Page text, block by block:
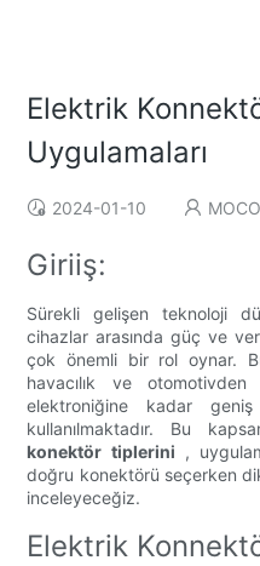
Elektrik
Uygulamaları
2024-01-10
Giriiş:
Sürekli gelişen teknoloji
cihazlar arasında güç ve
çok önemli bir rol oynar.
havacılık ve
elektroniğine kadar
kullanılmaktadır. Bu
konektör tiplerini ,
doğru konektörü seçerken
inceleyeceğiz.
Elektrik